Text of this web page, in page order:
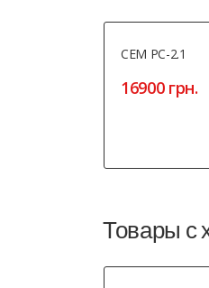
СЕМ РС-2.1
16900 грн.
Товары с